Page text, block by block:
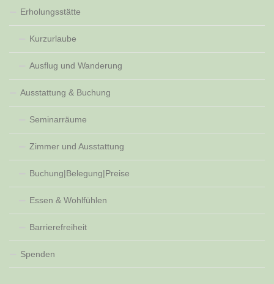
Erholungsstätte
Kurzurlaube
Ausflug und Wanderung
Ausstattung & Buchung
Seminarräume
Zimmer und Ausstattung
Buchung|Belegung|Preise
Essen & Wohlfühlen
Barrierefreiheit
Spenden